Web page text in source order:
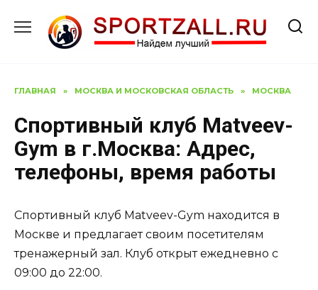
содержанию
ГЛАВНАЯ » МОСКВА И МОСКОВСКАЯ ОБЛАСТЬ » МОСКВА
Спортивный клуб Matveev-
Gym в г.Москва: Адрес,
телефоны, время работы
Спортивный клуб Matveev-Gym находится в
Москве и предлагает своим посетителям
тренажерный зал. Клуб открыт ежедневно с
09:00 до 22:00.